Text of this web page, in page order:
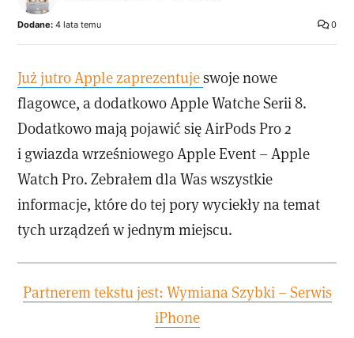
0
Dodane: 4 lata temu
Już jutro Apple zaprezentujeswoje nowe
flagowce, a dodatkowo Apple Watche Serii 8.
Dodatkowo mają pojawić się AirPods Pro 2
i gwiazda wrześniowego Apple Event – Apple
Watch Pro. Zebrałem dla Was wszystkie
informacje, które do tej pory wyciekły na temat
tych urządzeń w jednym miejscu.
Partnerem tekstu jest: Wymiana Szybki – Serwis
iPhone